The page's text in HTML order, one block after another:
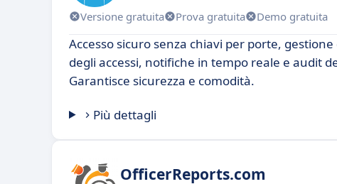
Versione gratuita Prova gratuita Demo gratuita
Accesso sicuro senza chiavi per porte,
degli accessi, notifiche in tempo reale e audit
Garantisce sicurezza e comodità.
Più dettagli
OfficerReports.com